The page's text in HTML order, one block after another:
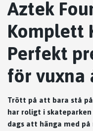
Aztek
Komplett
Perfekt
för vuxna
Trött på att bara stå
har roligt i
dags att hänga med